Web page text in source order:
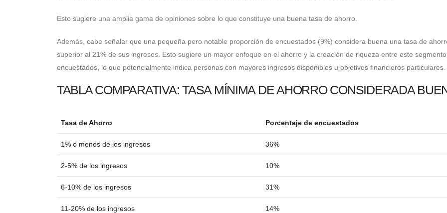
Esto sugiere una amplia gama de opiniones sobre lo que constituye una buena tasa de ahorro.
Además, cabe señalar que una pequeña pero notable proporción de encuestados (9%) considera buena una tasa de
superior al 21% de sus ingresos. Esto sugiere un mayor enfoque en el ahorro y la creación de riqueza entre este
encuestados, lo que potencialmente indica personas con mayores ingresos disponibles u objetivos financieros particulares.
TABLA COMPARATIVA: TASA MÍNIMA DE AHORRO CONSIDERADA
Tasa de Ahorro Porcentaje de encuestados
1% o menos de los ingresos 36%
2-5% de los ingresos 10%
6-10% de los ingresos 31%
11-20% de los ingresos 14%